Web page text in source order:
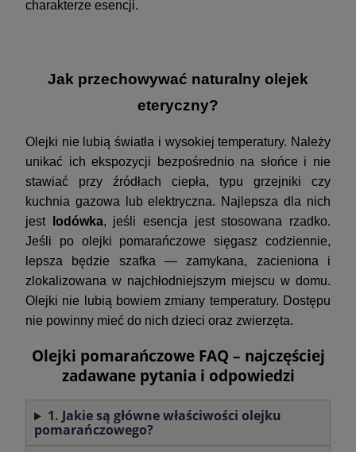
charakterze esencji.
Jak przechowywać naturalny olejek
eteryczny?
Olejki nie lubią światła i wysokiej temperatury. Należy
unikać ich ekspozycji bezpośrednio na słońce i nie
stawiać przy źródłach ciepła, typu grzejniki czy
kuchnia gazowa lub elektryczna. Najlepsza dla nich
jest
lodówka, jeśli esencja jest stosowana rzadko.
Jeśli po olejki pomarańczowe sięgasz codziennie,
lepsza będzie szafka — zamykana, zacieniona i
zlokalizowana w najchłodniejszym miejscu w domu.
Olejki nie lubią bowiem zmiany temperatury. Dostępu
nie powinny mieć do nich dzieci oraz zwierzęta.
Olejki pomarańczowe FAQ – najczęściej
zadawane pytania i odpowiedzi
1. Jakie są główne właściwości olejku
pomarańczowego?